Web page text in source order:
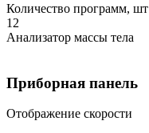
Количество программ, шт
12
Анализатор массы тела
Приборная панель
Отображение скорости